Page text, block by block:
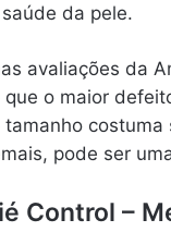
da pele.
avaliações da
o maior
tamanho
pode ser
Control –